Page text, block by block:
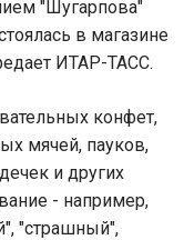
"Шугарпова"
в магазине
ИТАР-ТАСС.
конфет,
мячей, пауков,
и других
- например,
"страшный",